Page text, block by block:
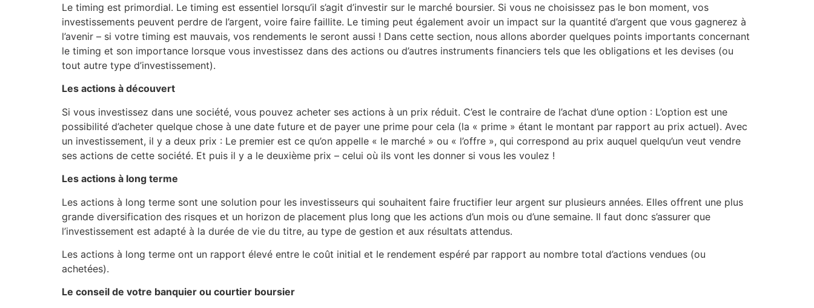
Le timing est primordial. Le timing est essentiel lorsqu’il s’agit d’investir sur le marché boursier. Si vous ne choisissez pas le bon moment, vos
investissements peuvent perdre de l’argent, voire faire faillite. Le timing peut également avoir un impact sur la quantité d’argent que vous gagnerez à
l’avenir – si votre timing est mauvais, vos rendements le seront aussi ! Dans cette section, nous allons aborder quelques points importants concernant
le timing et son importance lorsque vous investissez dans des actions ou d’autres instruments financiers tels que les obligations et les devises (ou
tout autre type d’investissement).
Les actions à découvert
Si vous investissez dans une société, vous pouvez acheter ses actions à un prix réduit. C’est le contraire de l’achat d’une option : L’option est une
possibilité d’acheter quelque chose à une date future et de payer une prime pour cela (la « prime » étant le montant par rapport au prix actuel). Avec
un investissement, il y a deux prix : Le premier est ce qu’on appelle « le marché » ou « l’offre », qui correspond au prix auquel quelqu’un veut vendre
ses actions de cette société. Et puis il y a le deuxième prix – celui où ils vont les donner si vous les voulez !
Les actions à long terme
Les actions à long terme sont une solution pour les investisseurs qui souhaitent faire fructifier leur argent sur plusieurs années. Elles offrent une plus
grande diversification des risques et un horizon de placement plus long que les actions d’un mois ou d’une semaine. Il faut donc s’assurer que
l’investissement est adapté à la durée de vie du titre, au type de gestion et aux résultats attendus.
Les actions à long terme ont un rapport élevé entre le coût initial et le rendement espéré par rapport au nombre total d’actions vendues (ou
achetées).
Le conseil de votre banquier ou courtier boursier